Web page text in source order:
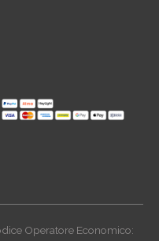
Operatore Economico: